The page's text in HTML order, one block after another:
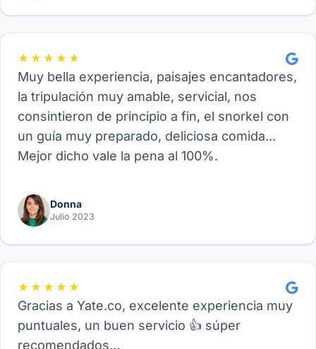
★★★★★
Muy bella experiencia, paisajes encantadores,
la tripulación muy amable, servicial, nos
consintieron de principio a fin, el snorkel con
un guía muy preparado, deliciosa comida...
Mejor dicho vale la pena al 100%.
Donna
Julio 2023
★★★★★
Gracias a Yate.co, excelente experiencia muy
puntuales, un buen servicio 👍 súper
recomendados…